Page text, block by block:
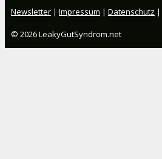
Newsletter | Impressum | Datenschutz |
© 2026 LeakyGutSyndrom.net